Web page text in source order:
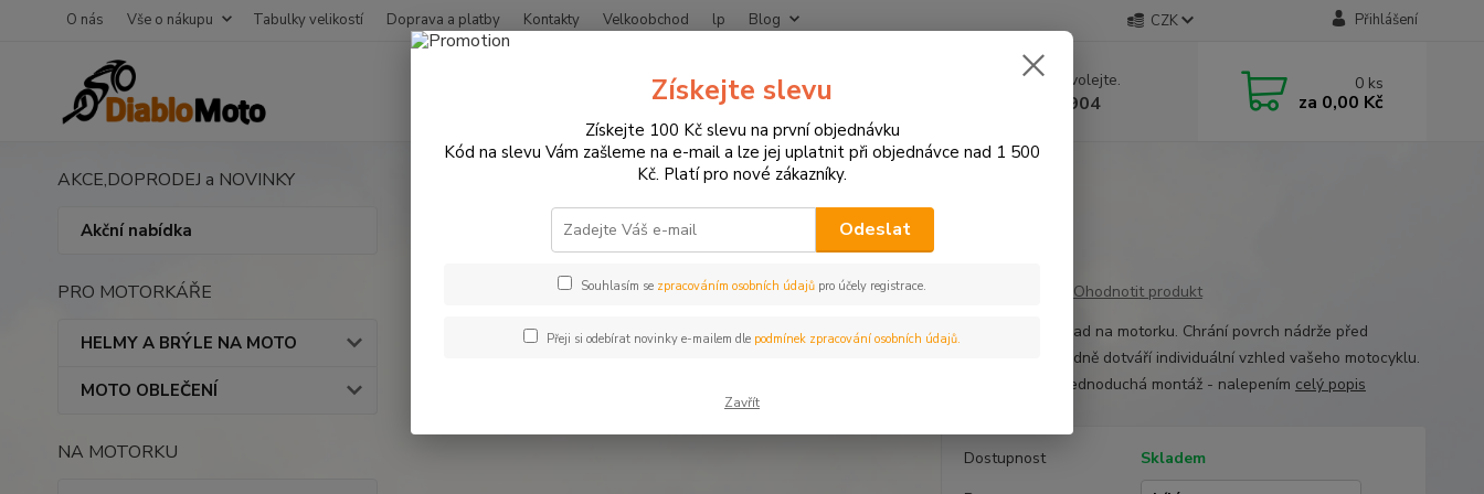
O nás Vše o nákupu Tabulky velikostí Doprava a platby Kontakty Velkoobchod lp Blog CZK Přihlášení
Hledat Nevíte si rady? Zavolejte.
+420 774 641 904
0 ks
za 0,00 Kč
AKCE,DOPRODEJ a NOVINKY
Akční nabídka
PRO MOTORKÁŘE
HELMY A BRÝLE NA MOTO
MOTO OBLEČENÍ
NA MOTORKU
Motodoplňky a příslušenství Tankpady a ochranné folie
Tankpad Keiti Racing TSZ
Ohodnotit produkt
Keiti kvalitní Tankpad na motorku. Chrání povrch nádrže před
poškrábáním a vhodně dotváří individuální vzhled vašeho motocyklu.
- barva: viz. foto- jednoduchá montáž - nalepením celý popis
Dostupnost
Skladem
Získejte slevu
Získejte 100 Kč slevu na první objednávku
Kód na slevu Vám zašleme na e-mail a lze jej uplatnit při objednávce nad 1 500
Kč. Platí pro nové zákazníky.
Odeslat
Souhlasím se zpracováním osobních údajů pro účely registrace.
Přeji si odebírat novinky e-mailem dle podmínek zpracování osobních údajů.
Zavřít